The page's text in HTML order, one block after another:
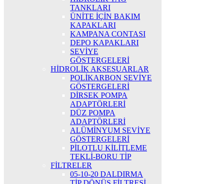
TANKLARI
ÜNİTE İÇİN BAKIM
KAPAKLARI
KAMPANA CONTASI
DEPO KAPAKLARI
SEVİYE
GÖSTERGELERİ
HİDROLİK AKSESUARLAR
POLİKARBON SEVİYE
GÖSTERGELERİ
DİRSEK POMPA
ADAPTÖRLERİ
DÜZ POMPA
ADAPTÖRLERİ
ALÜMİNYUM SEVİYE
GÖSTERGELERİ
PİLOTLU KİLİTLEME
TEKLİ-BORU TİP
FİLTRELER
05-10-20 DALDIRMA